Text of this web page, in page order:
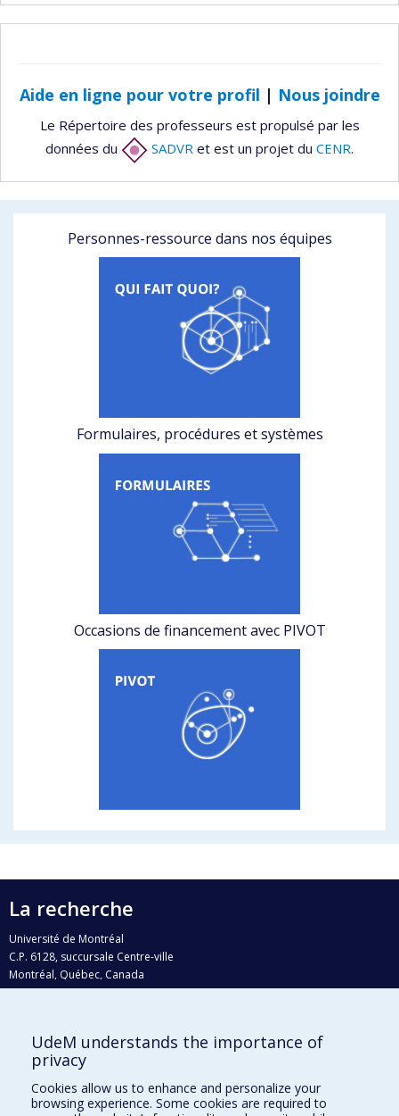
Aide en ligne pour votre profil | Nous joindre
Le Répertoire des professeurs est propulsé par les
données du
SADVR et est un projet du CENR.
Personnes-ressource dans nos équipes
Formulaires, procédures et systèmes
Occasions de financement avec PIVOT
La recherche
Université de Montréal
C.P. 6128, succursale Centre-ville
Montréal, Québec, Canada
H3C 3J7
Qui fait quoi?
Nous trouver
UdeM understands the importance of
privacy
Cookies allow us to enhance and personalize your
browsing experience. Some cookies are required to